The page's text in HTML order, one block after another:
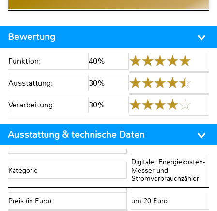
Bewertung
Funktion: 40%
Ausstattung: 30%
Verarbeitung 30%
Ausstattung & technische Daten
Kategorie
Digitaler Energiekosten-
Messer und
Stromverbrauchzähler
Preis (in Euro): um 20 Euro